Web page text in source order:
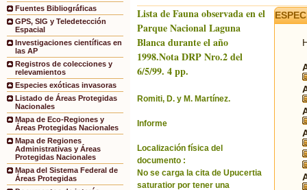
Fuentes Bibliográficas
GPS, SIG y Teledetección
Espacial
Investigaciones científicas en
las AP
Registros de colecciones y
relevamientos
Especies exóticas invasoras
Listado de Áreas Protegidas
Nacionales
Mapa de Eco-Regiones y
Áreas Protegidas Nacionales
Mapa de Regiones
Administrativas y Áreas
Protegidas Nacionales
Mapa del Sistema Federal de
Áreas Protegidas
Lista de Fauna observada en el
Parque Nacional Laguna
Blanca durante el año
1998.Nota DRP Nro.2 del
6/5/99. 4 pp.
Romiti, D. y M. Martínez.
Informe
Localización física del
documento :
No se carga la cita de Upucertia
saturatior por tener una